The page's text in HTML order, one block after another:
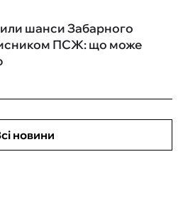
шанси Забарного
ПСЖ: що може
новини